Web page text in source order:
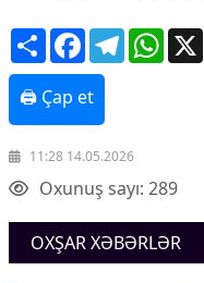
Hərbi sənaye
COP29
Cəmiyyət
Crossmedia.az - 1
Siyasət
Məhkəmə və hüquq
Ekologiya
Zəfər - 5
ShareFacebookTelegram
🖨 Çap et
11:28 14.05.2026
Oxunuş sayı: 289
OXŞAR XƏBƏRLƏR